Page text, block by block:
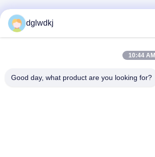
dglwdkj
10:44 AM
Good day, what product are you looking for?